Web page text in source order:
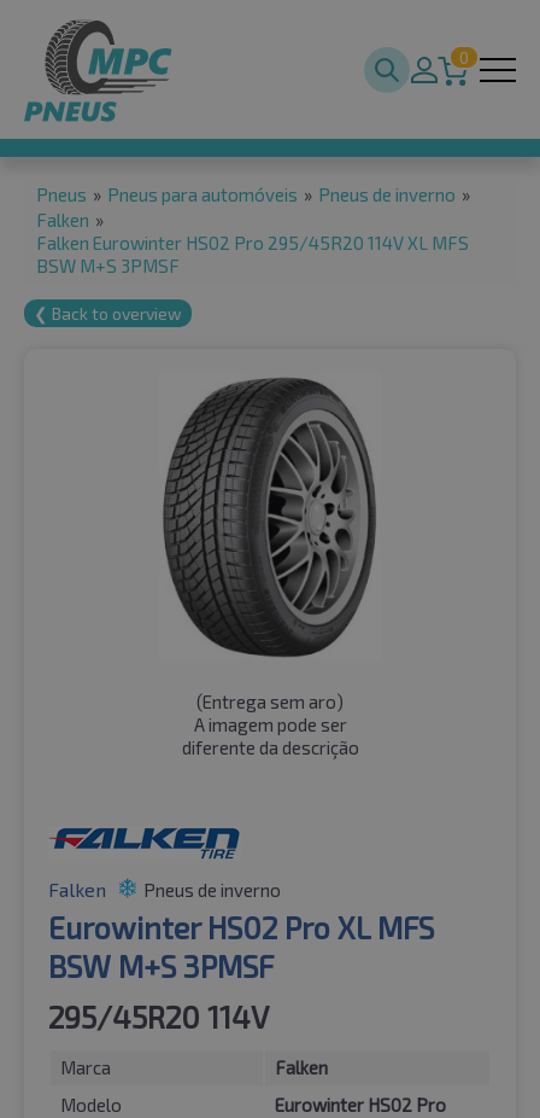
0
Pneus » Pneus para automóveis » Pneus de inverno »
Falken »
Falken Eurowinter HS02 Pro 295/45R20 114V XL MFS
BSW M+S 3PMSF
❮ Back to overview
(Entrega sem aro)
A imagem pode ser
diferente da descrição
Falken Pneus de inverno
Eurowinter HS02 Pro XL MFS
BSW M+S 3PMSF
295/45R20 114V
Marca
Falken
Modelo
Eurowinter HS02 Pro